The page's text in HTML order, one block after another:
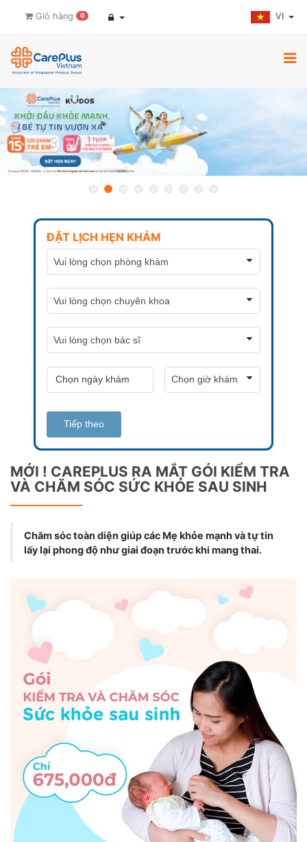
Giỏ hàng 0 VI
ĐẶT LỊCH HẸN KHÁM
Tiếp theo
MỚI ! CAREPLUS RA MẮT GÓI KIỂM TRA
VÀ CHĂM SÓC SỨC KHỎE SAU SINH
Chăm sóc toàn diện giúp các Mẹ khỏe mạnh và tự tin
lấy lại phong độ như giai đoạn trước khi mang thai.